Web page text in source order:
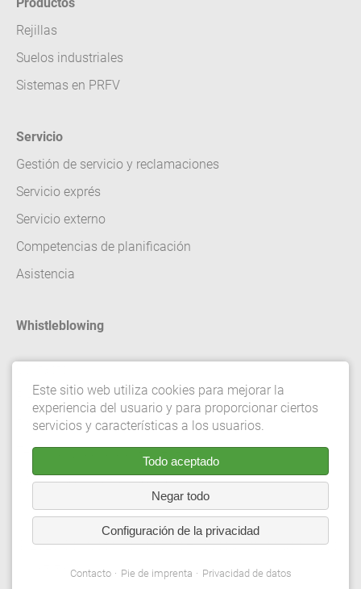
Rejillas
Suelos industriales
Sistemas en PRFV
Servicio
Gestión de servicio y reclamaciones
Servicio exprés
Servicio externo
Competencias de planificación
Asistencia
Whistleblowing
Pie de imprenta
Privacidad de datos
Términos y condiciones generales
Configuración de privacidad
© 2026 Gebrüder Meiser GmbH. Quedan reservados todos
Este sitio web utiliza cookies para mejorar la
experiencia del usuario y para proporcionar ciertos
servicios y características a los usuarios.
Todo aceptado
Negar todo
Configuración de la privacidad
Contacto Pie de imprenta Privacidad de datos